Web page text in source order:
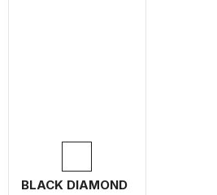
BLACK DIAMOND